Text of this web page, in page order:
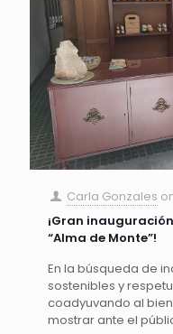
Carla Gonzales
¡Gran
“Alma de Monte”!
En la búsqueda de
sostenibles y
coadyuvando al
mostrar ante el